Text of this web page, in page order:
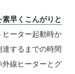
早くこんがりと
ヒーター起動時か
するまでの時間
線ヒーターとグ